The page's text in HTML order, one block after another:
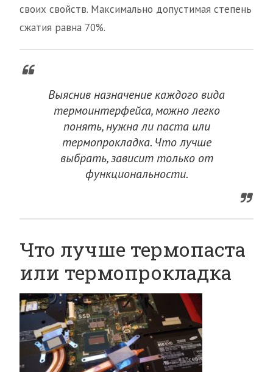
своих свойств. Максимально допустимая степень
сжатия равна 70%.
Выяснив назначение каждого вида
термоинтерфейса, можно легко
понять, нужна ли паста или
термопрокладка. Что лучше
выбрать, зависит только от
функциональности.
Что лучше термопаста
или термопрокладка